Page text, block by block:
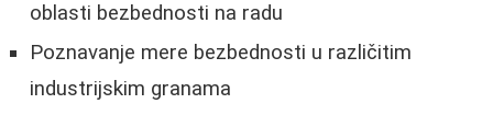
oblasti bezbednosti na radu
Poznavanje mere bezbednosti u različitim
industrijskim granama